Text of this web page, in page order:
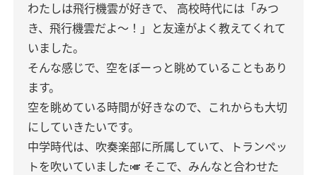
わたしは飛行機雲が好きで、
高校時代には「みつ
き、飛行機雲だよ〜！」と友達がよく教えてくれて
いました。
そんな感じで、空をぼーっと眺めていることもあり
ます。
空を眺めている時間が好きなので、これからも大切
にしていきたいです。
中学時代は、吹奏楽部に所属していて、トランペッ
トを吹いていました🎺 そこで、みんなと合わせた